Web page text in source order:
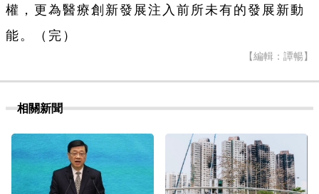
權，更為醫療創新發展注入前所未有的發展新動
能。（完）
【編輯：譚暢】
相關新聞